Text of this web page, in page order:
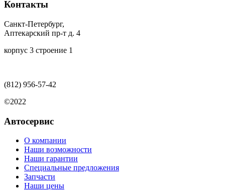
Контакты
Санкт-Петербург,
Аптекарский пр-т д. 4
корпус 3 строение 1
(812) 956-57-42
©2022
Автосервис
О компании
Наши возможности
Наши гарантии
Специальные предложения
Запчасти
Наши цены